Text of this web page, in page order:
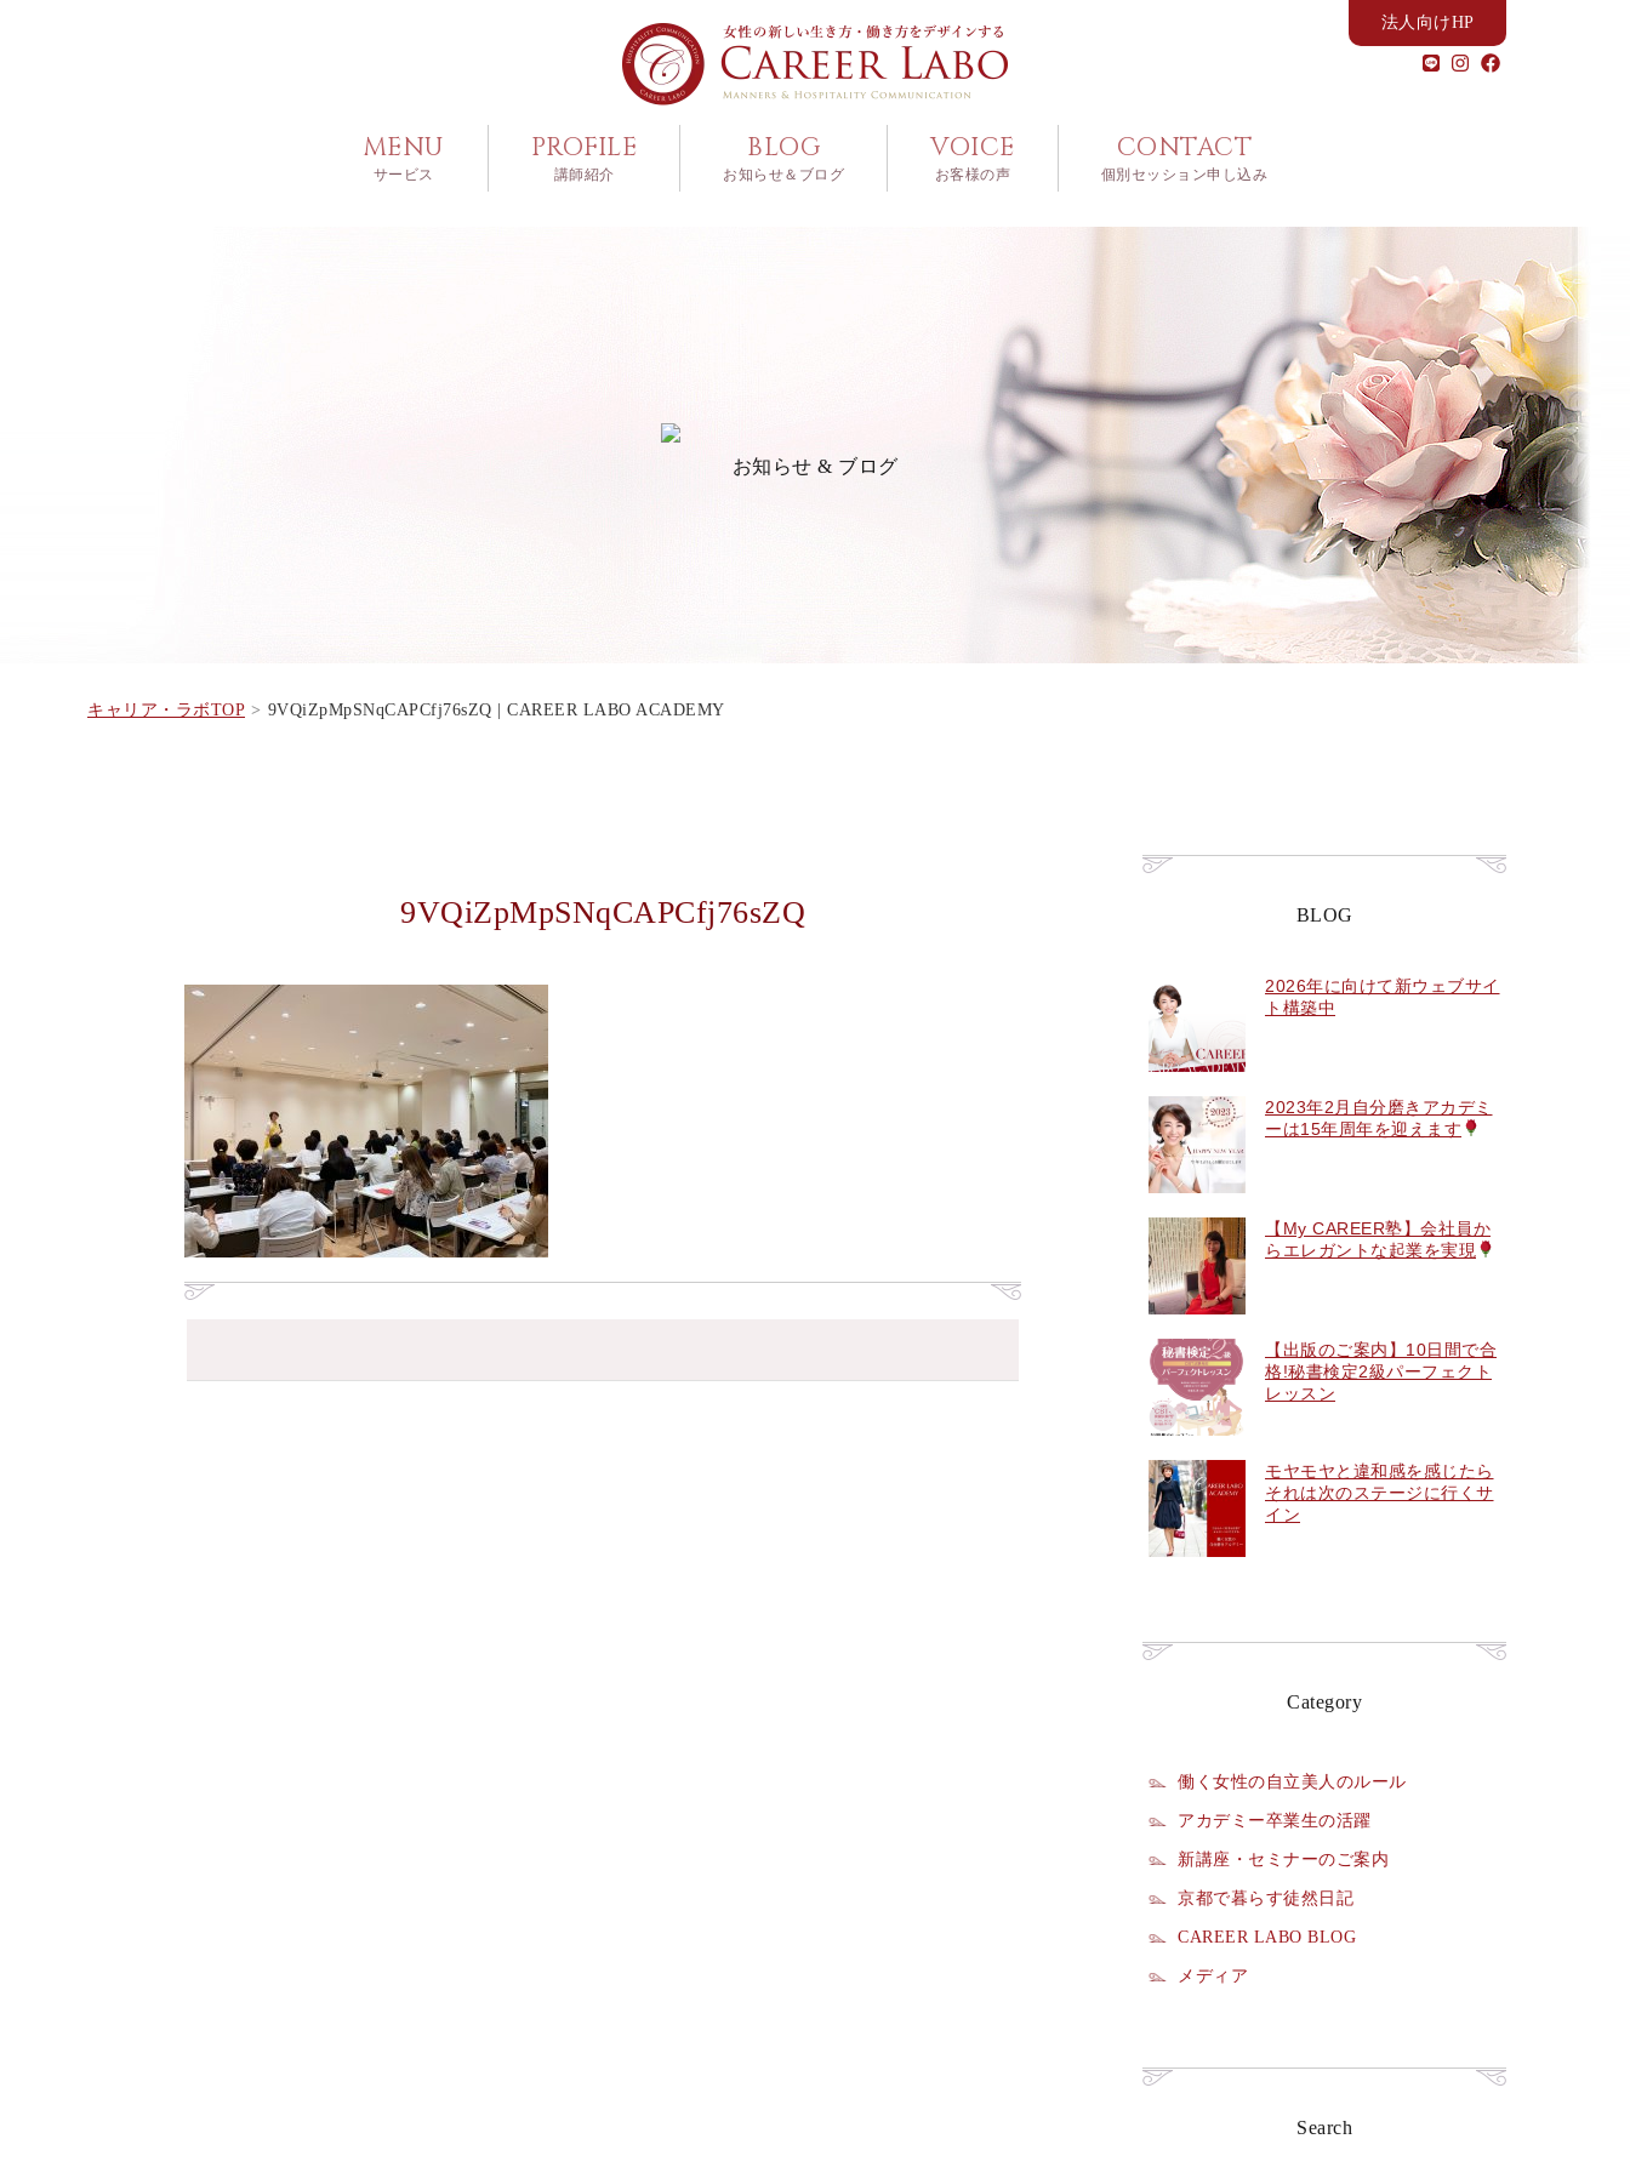
法人向けHP
MENU
サービス
PROFILE
講師紹介
BLOG
お知らせ＆ブログ
VOICE
お客様の声
CONTACT
個別セッション申し込み
お知らせ & ブログ
キャリア・ラボTOP 9VQiZpMpSNqCAPCfj76sZQ | CAREER LABO ACADEMY
9VQiZpMpSNqCAPCfj76sZQ BLOG
2026年に向けて新ウェブサイ
ト構築中
2023年2月自分磨きアカデミ
ーは15年周年を迎えます
【My CAREER塾】会社員か
らエレガントな起業を実現
【出版のご案内】10日間で合
格!秘書検定2級パーフェクト
レッスン
モヤモヤと違和感を感じたら
それは次のステージに行くサ
イン
Category
働く女性の自立美人のルール
アカデミー卒業生の活躍
新講座・セミナーのご案内
京都で暮らす徒然日記
CAREER LABO BLOG
メディア
Search